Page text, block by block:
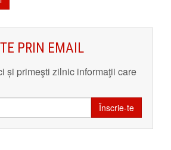
PRIN EMAIL
și primeşti zilnic informaţii care
Înscrie-te